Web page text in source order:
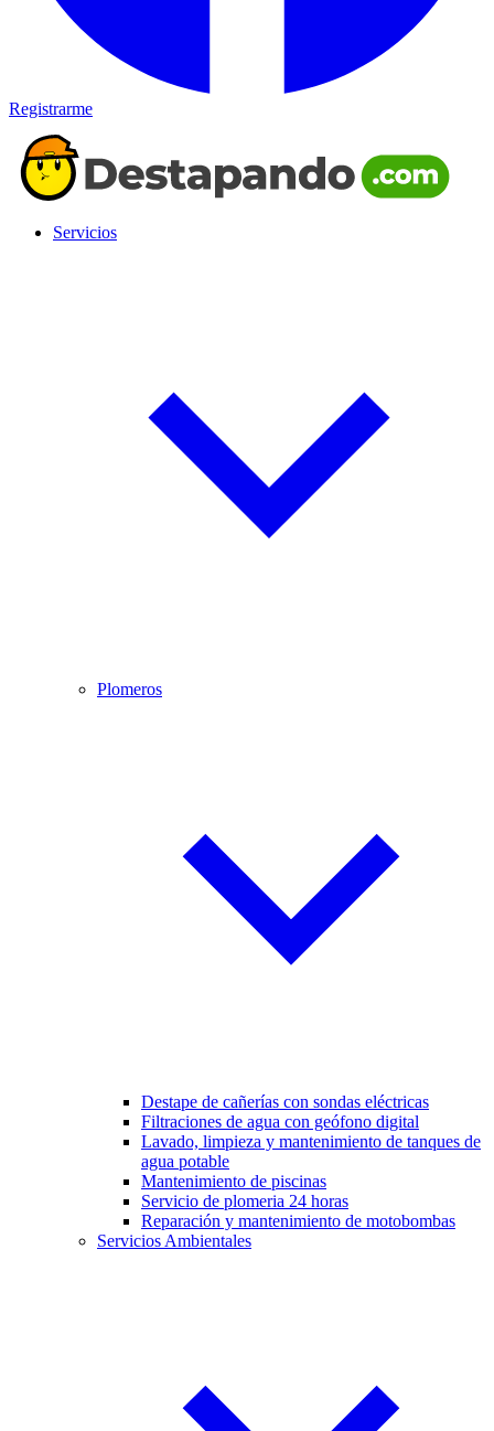
Registrarme
Servicios
Plomeros
Destape de cañerías con sondas eléctricas
Filtraciones de agua con geófono digital
Lavado, limpieza y mantenimiento de tanques de
agua potable
Mantenimiento de piscinas
Servicio de plomeria 24 horas
Reparación y mantenimiento de motobombas
Servicios Ambientales